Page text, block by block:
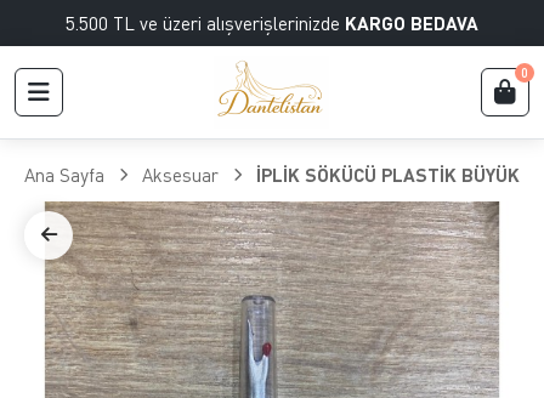
5.500 TL ve üzeri alışverişlerinizde KARGO BEDAVA
0
Ana Sayfa Aksesuar İPLİK SÖKÜCÜ PLASTİK BÜYÜK